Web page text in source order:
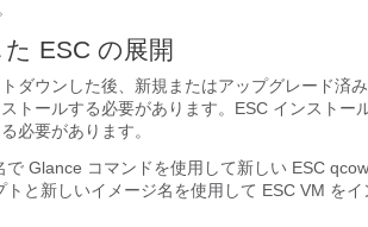
ESC の展開
ダウンした後、新規またはアップグレード済
トールする必要があります。ESC インストー
必要があります。
Glance コマンドを使用して新しい ESC
と新しいイメージ名を使用して ESC VM をイ